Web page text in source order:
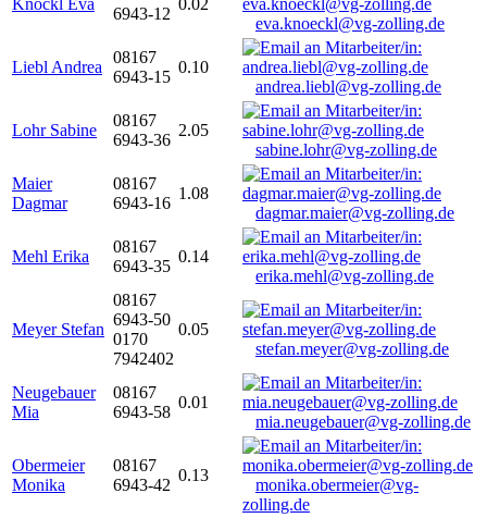
Knöckl Eva
6943-12
0.02
eva.knoeckl@vg-zolling.de
Liebl Andrea
08167
6943-15
0.10
andrea.liebl@vg-zolling.de
Lohr Sabine
08167
6943-36
2.05
sabine.lohr@vg-zolling.de
Maier
Dagmar
08167
6943-16
1.08
dagmar.maier@vg-zolling.de
Mehl Erika
08167
6943-35
0.14
erika.mehl@vg-zolling.de
Meyer Stefan
08167
6943-50
0170
7942402
0.05
stefan.meyer@vg-zolling.de
Neugebauer
Mia
08167
6943-58
0.01
mia.neugebauer@vg-zolling.de
Obermeier
Monika
08167
6943-42
0.13
monika.obermeier@vg-
zolling.de